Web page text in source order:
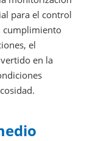
para el control
cumplimiento
el
en la